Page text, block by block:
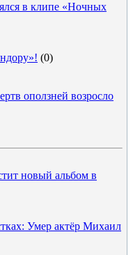
в клипе «Ночных
(0)
оползней возросло
новый альбом в
Умер актёр Михаил